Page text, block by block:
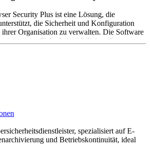
Security Plus ist eine Lösung, die
die Sicherheit und Konfiguration
Organisation zu verwalten. Die Software
von Sicherheitsrichtlinien, die
und die Überwachung der
soll die Angriffsfläche reduzieren und die
erhöhen. Die Preise gibt es auf Anfrage
spezialisiert auf E-
und Betriebskontinuität, ideal